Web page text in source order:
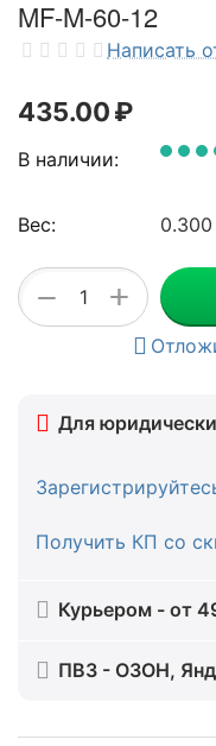
MF-M-60-12
Написать
435.00₽
В наличии:
Вес: 0.300
+
−
Для
Получить КП со
Курьером - от
ПВЗ - ОЗОН,